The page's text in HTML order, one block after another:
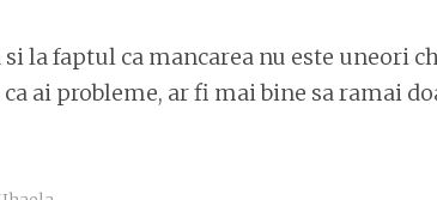
la faptul ca mancarea nu este uneori
ca ai probleme, ar fi mai bine sa ramai